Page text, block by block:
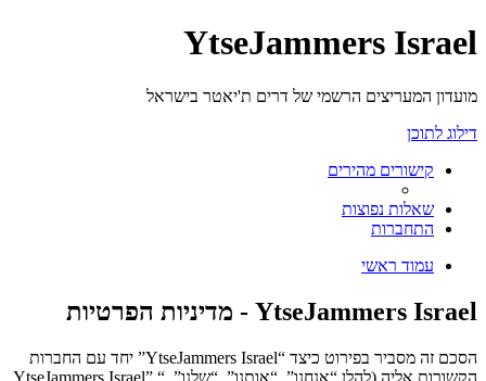
YtseJammers Israel
מועדון המעריצים הרשמי של דרים ת'יאטר בישראל
דילוג לתוכן
קישורים מהירים
שאלות נפוצות
התחברות
עמוד ראשי
YtseJammers Israel - מדיניות הפרטיות
הסכם זה מסביר בפירוט כיצד “YtseJammers Israel” יחד עם החברות
הקשורות אליה (להלן “אנחנו”, “אותנו”, “שלנו”, “YtseJammers Israel”,